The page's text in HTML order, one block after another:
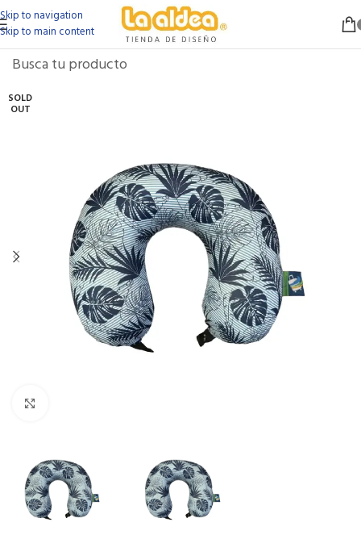
Skip to navigation
Skip to main content
SOLD
OUT